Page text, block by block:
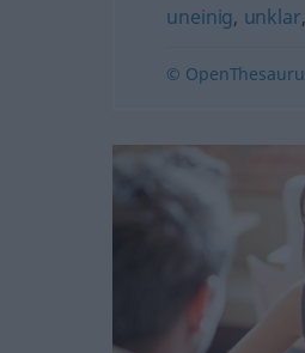
uneinig, unklar,
©